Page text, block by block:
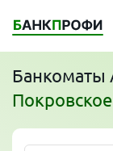
Банкоматы
Покровское